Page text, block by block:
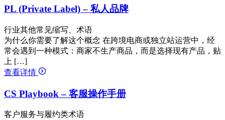
PL (Private Label) – 私人品牌
行业其他常见缩写、术语
为什么你需要了解这个概念 在跨境电商或独立站运营中，经
常会遇到一种模式：商家不生产商品，而是选择现有产品，贴
上 […]
查看详情
CS Playbook – 客服操作手册
客户服务与履约类术语